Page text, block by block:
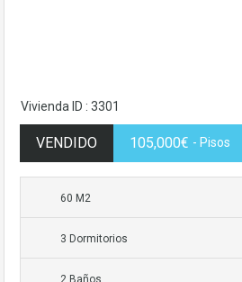
Vivienda ID : 3301
VENDIDO 105,000€ - Pisos
60 M2
3 Dormitorios